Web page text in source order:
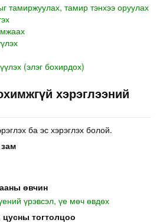
тамиржуулах, тамир тэнхээ оруулах
(элэг бохирдох)
хэрэглээний
ба эс хэрэглэх болой.
өвчин
үрэвсэл, үе мөч өвдөх
цусны тогтолцоо